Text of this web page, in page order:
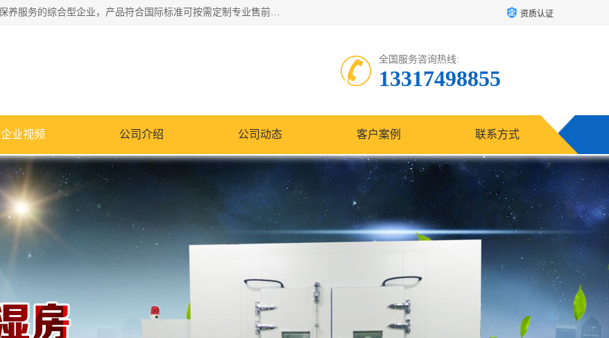
湖南兰思仪器有限公司是一家从事检测仪器研发生产销售和维修保养服务的综合型企业，产品符合国际标准可按需定制专业售前售后工程师，主要有门窗性能体验箱、门窗隔音展示箱、恒温恒湿试验箱、步入式恒温恒湿房、高低温试验箱、老化试验箱、老化试验房、恒温恒湿培养箱、水泥标准养护试验箱、电热鼓风干燥试验箱、真空干燥箱、工业烤箱、盐雾腐蚀试验箱等。 资质认证
全国服务咨询热线:
13317498855
企业视频 公司介绍 公司动态 客户案例 联系方式